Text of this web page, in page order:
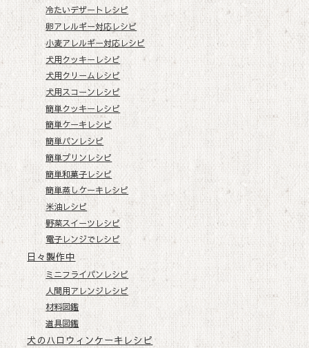
冷たいデザートレシピ
卵アレルギー対応レシピ
小麦アレルギー対応レシピ
犬用クッキーレシピ
犬用クリームレシピ
犬用スコーンレシピ
簡単クッキーレシピ
簡単ケーキレシピ
簡単パンレシピ
簡単プリンレシピ
簡単和菓子レシピ
簡単蒸しケーキレシピ
米油レシピ
野菜スイーツレシピ
電子レンジでレシピ
日々製作中
ミニフライパンレシピ
人間用アレンジレシピ
材料図鑑
道具図鑑
犬のハロウィンケーキレシピ